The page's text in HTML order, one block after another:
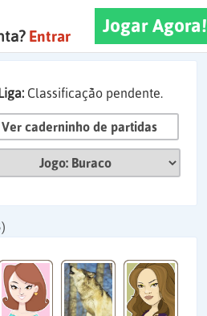
Jogar Agora!
Entrar
Classificação pendente.
Ver caderninho de partidas